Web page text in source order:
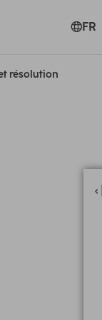
FR
résolution